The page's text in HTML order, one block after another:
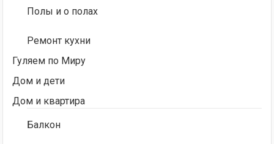
Полы и о полах
Ремонт кухни
Гуляем по Миру
Дом и дети
Дом и квартира
Балкон